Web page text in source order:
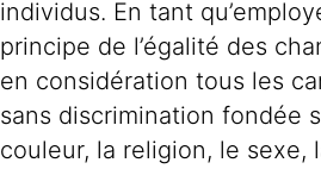
individus. En tant
principe de l’égalité des
en considération tous les
sans discrimination fondée
couleur, la religion, le sexe,